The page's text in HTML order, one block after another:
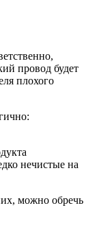
провод будет
плохого
нечистые на
можно обречь